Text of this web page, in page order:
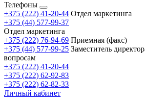
Телефоны
+375 (222) 41-20-44 Отдел маркетинга
+375 (44) 577-99-37
Отдел маркетинга
+375 (222) 76-94-69 Приемная (факс)
+375 (44) 577-99-25 Заместитель
вопросам
+375 (222) 41-20-44
+375 (222) 62-92-83
+375 (222) 62-82-33
Личный кабинет